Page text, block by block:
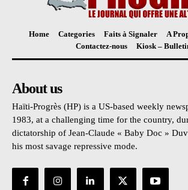
Home Categories Faits à Signaler
A
Contactez-nous
Kiosk –
About us
Haïti-Progrès (HP) is a US-based weekly
1983, at a challenging time for the country,
dictatorship of Jean-Claude « Baby Doc »
his most savage repressive mode.